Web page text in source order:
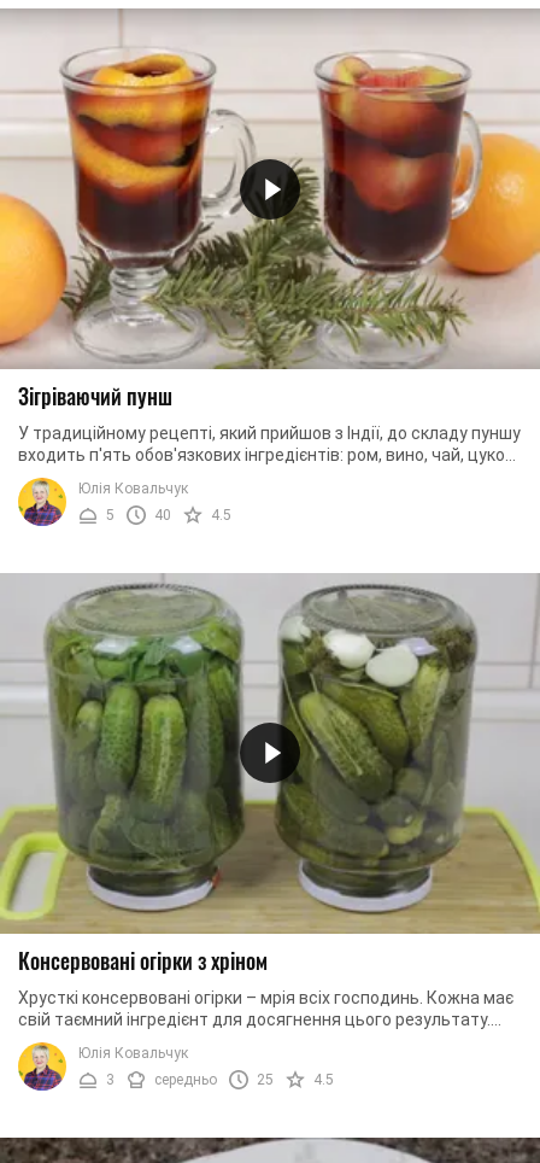
Зігріваючий пунш
У традиційному рецепті, який прийшов з Індії, до складу пуншу
входить п'ять обов'язкових інгредієнтів: ром, вино, чай, цукор,
сік, а також прянощі за ...
Юлія Ковальчук
5
40 4.5
Консервовані огірки з хріном
Хрусткі консервовані огірки – мрія всіх господинь. Кожна має
свій таємний інгредієнт для досягнення цього результату.
Для того, щоб вони вийшли ...
Юлія Ковальчук
3
середньо 25 4.5